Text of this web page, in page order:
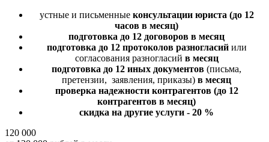
устные и письменные консультации юриста (до 12
часов в месяц)
подготовка до 12 договоров в месяц
подготовка до 12 протоколов разногласийили
согласования разногласий в месяц
подготовка до 12 иных документов (письма,
претензии, заявления, приказы) в месяц
проверка надежности контрагентов (до 12
контрагентов в месяц)
скидка на другие услуги - 20 %
120 000